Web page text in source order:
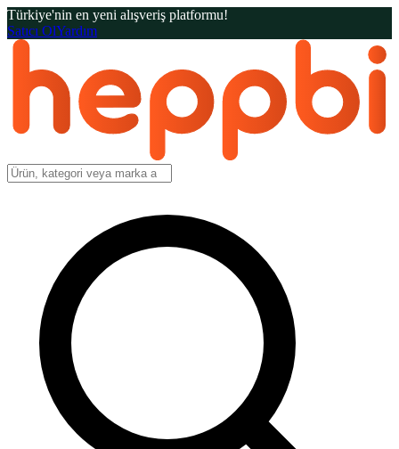
Türkiye'nin en yeni alışveriş platformu!
Satıcı OlYardım